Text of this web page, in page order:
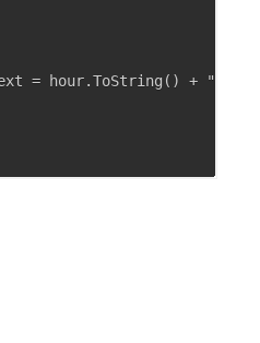
= hour.ToString() + ":"